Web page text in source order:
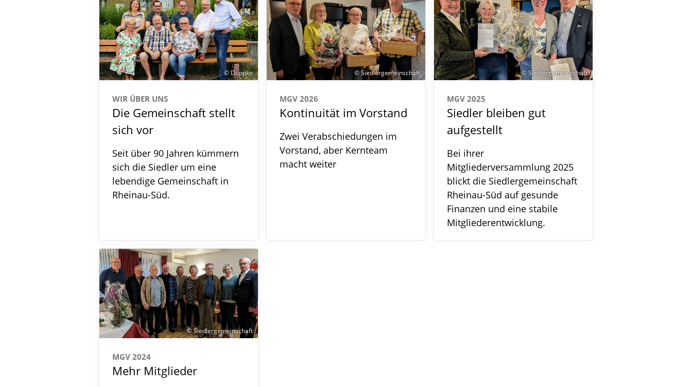
© Duppke
WIR ÜBER UNS
Die Gemeinschaft stellt
sich vor
Seit über 90 Jahren kümmern
sich die Siedler um eine
lebendige Gemeinschaft in
Rheinau-Süd.
© Siedlergemeinschaft
MGV 2026
Kontinuität im Vorstand
Zwei Verabschiedungen im
Vorstand, aber Kernteam
macht weiter
© Siedlergemeinschaft
MGV 2025
Siedler bleiben gut
aufgestellt
Bei ihrer
Mitgliederversammlung 2025
blickt die Siedlergemeinschaft
Rheinau-Süd auf gesunde
Finanzen und eine stabile
Mitgliederentwicklung.
© Siedlergemeinschaft
MGV 2024
Mehr Mitglieder